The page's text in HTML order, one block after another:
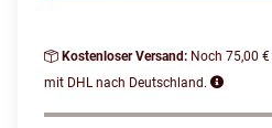
Kostenloser Versand: Noch 75,00
mit DHL nach Deutschland.